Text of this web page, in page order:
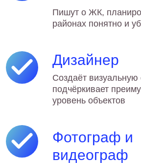
продает
Показываем ЖК так, что
покупатель представляет
этой квартире — от живого
видео до детальных
Работаем с